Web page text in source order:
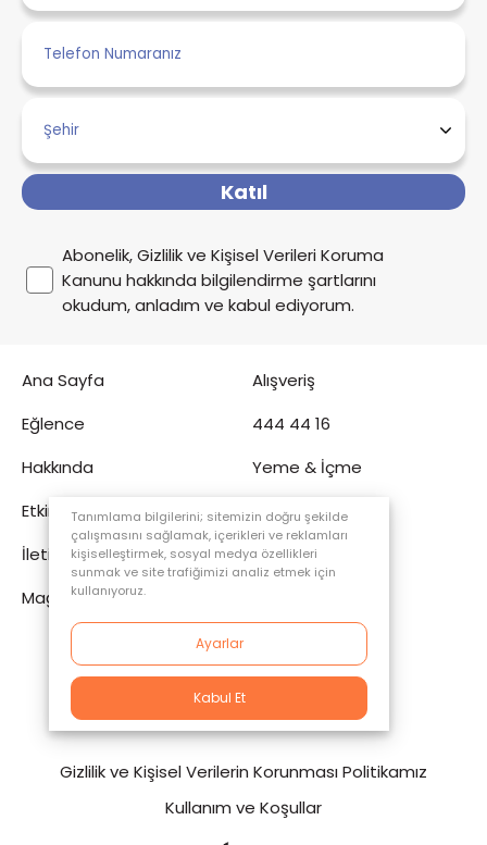
Katıl
Abonelik, Gizlilik ve Kişisel Verileri Koruma
Kanunu hakkında bilgilendirme şartlarını
okudum, anladım ve kabul ediyorum.
Ana Sayfa
Alışveriş
Eğlence
444 44 16
Hakkında
Yeme & İçme
Etkinlik
Tüketici Köşesi
İletişim
Sinema
Mağaza
Gizlilik ve Kişisel Verilerin Korunması Politikamız
Kullanım ve Koşullar
© 2023 ÖzdilekPark, All Right reserved.
Tanımlama bilgilerini; sitemizin doğru şekilde
çalışmasını sağlamak, içerikleri ve reklamları
kişiselleştirmek, sosyal medya özellikleri
sunmak ve site trafiğimizi analiz etmek için
kullanıyoruz.
Ayarlar
Kabul Et